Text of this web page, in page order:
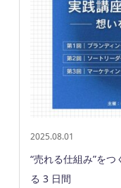
2025.08.01
“売れる仕組み”を
る 3 日間